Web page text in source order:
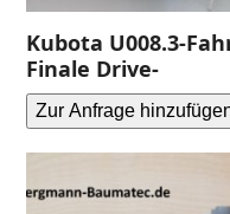
Kubota U008.3-
Finale Drive-
Zur Anfrage